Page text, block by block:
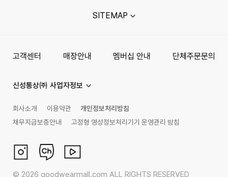
SITEMAP
고객센터 매장안내 멤버십 안내 단체주문문의
신성통상㈜ 사업자정보
회사소개 이용약관
개인정보처리방침
채무지급보증안내
고정형 영상정보처리기기 운영관리 방침
© 2026 goodwearmall.com ALL RIGHTS RESERVED